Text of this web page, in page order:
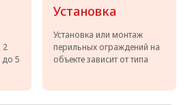
2
5
Установка
Установка или монтаж
перильных ограждений на
объекте зависит от типа